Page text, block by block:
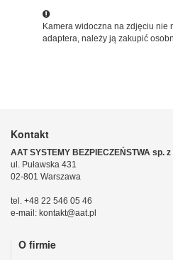
Kamera widoczna na zdjęciu nie
adaptera, należy ją zakupić
Kontakt
AAT SYSTEMY BEZPIECZEŃSTWA sp. z
ul. Puławska 431
02-801 Warszawa
tel. +48 22 546 05 46
e-mail: kontakt@aat.pl
O firmie